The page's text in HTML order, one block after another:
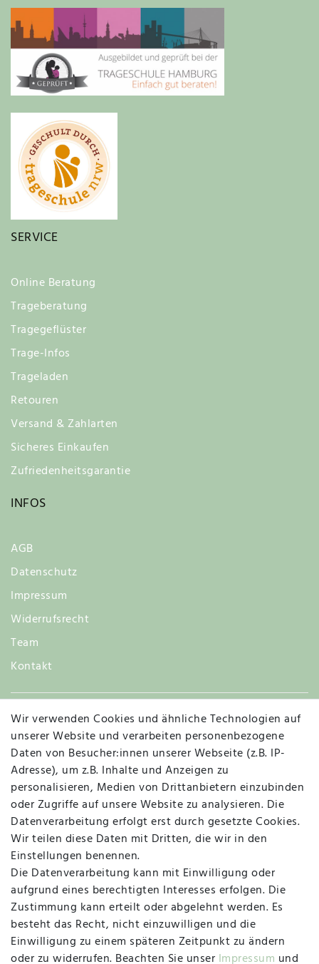
SERVICE
Online Beratung
Trageberatung
Tragegeflüster
Trage-Infos
Trageladen
Retouren
Versand & Zahlarten
Sicheres Einkaufen
Zufriedenheitsgarantie
INFOS
AGB
Datenschutz
Impressum
Widerrufsrecht
Team
Kontakt
Widerruf
Vertrag widerrufen Kontakt
MAPALI VOR ORT
Herzogstraße 10
47533 Kleve
Montag, Dienstag, Donnerstag, Freitag
09:00 Uhr bis 13:00 Uhr
Wir verwenden Cookies und ähnliche Technologien auf
unserer Website und verarbeiten personenbezogene
Daten von Besucher:innen unserer Webseite (z.B. IP-
Adresse), um z.B. Inhalte und Anzeigen zu
personalisieren, Medien von Drittanbietern einzubinden
oder Zugriffe auf unsere Website zu analysieren. Die
Datenverarbeitung erfolgt erst durch gesetzte Cookies.
Wir teilen diese Daten mit Dritten, die wir in den
Einstellungen benennen.
Die Datenverarbeitung kann mit Einwilligung oder
aufgrund eines berechtigten Interesses erfolgen. Die
Zustimmung kann erteilt oder abgelehnt werden. Es
besteht das Recht, nicht einzuwilligen und die
Einwilligung zu einem späteren Zeitpunkt zu ändern
oder zu widerrufen. Beachten Sie unser Impressum und